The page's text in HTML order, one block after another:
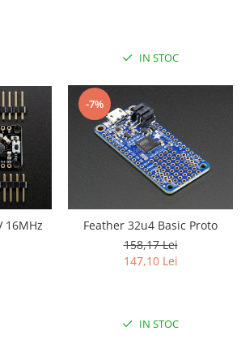
IN STOC
16MHz
-7%
Feather 32u4 Basic Proto
158,17 Lei
147,10 Lei
IN STOC